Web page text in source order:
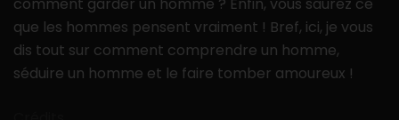
que les hommes pensent vraiment ! Bref, ici, je vous
dis tout sur comment comprendre un homme,
séduire un homme et le faire tomber amoureux !